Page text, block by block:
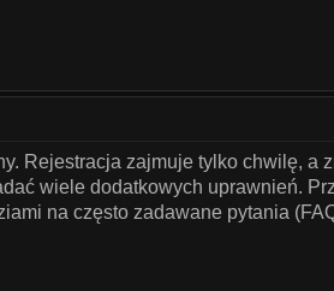
Rejestracja zajmuje tylko chwilę, a
wiele dodatkowych uprawnień.
na często zadawane pytania